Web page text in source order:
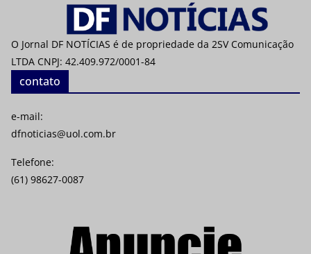
O Jornal DF NOTÍCIAS é de propriedade da 2SV Comunicação
LTDA CNPJ: 42.409.972/0001-84
contato
e-mail:
dfnoticias@uol.com.br
Telefone:
(61) 98627-0087